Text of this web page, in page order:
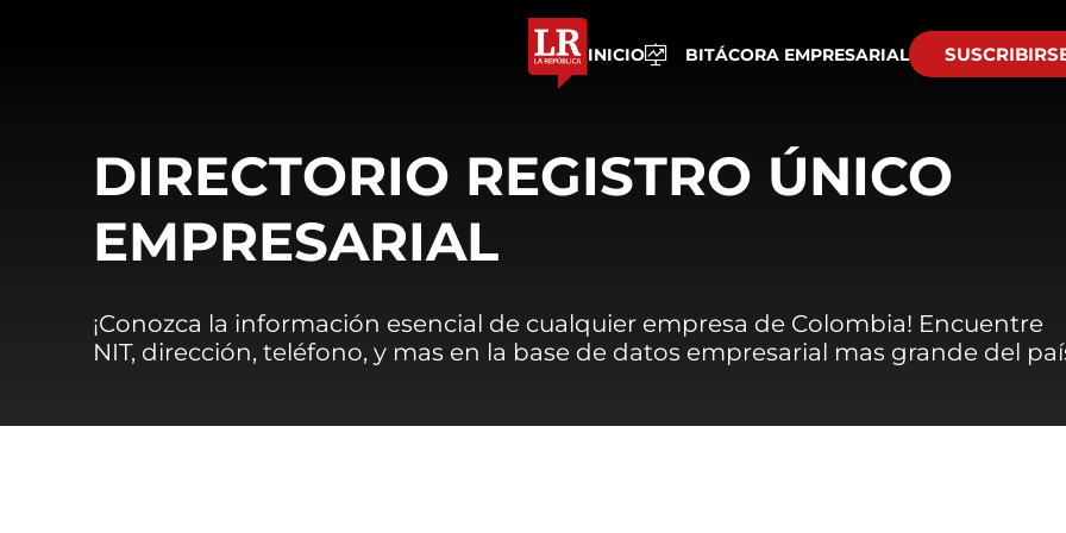
INICIO BITÁCORA EMPRESARIAL
DIRECTORIO REGISTRO ÚNICO
EMPRESARIAL
¡Conozca la información esencial de cualquier empresa de Colombia! Encuentre
NIT, dirección, teléfono, y mas en la base de datos empresarial mas grande del